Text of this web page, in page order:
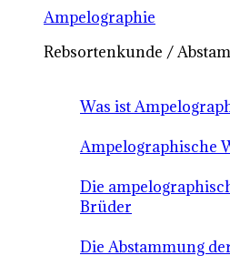
Ampelographie
Rebsortenkunde /
Was ist
Ampelographische
Die
Brüder
Die Abstammung